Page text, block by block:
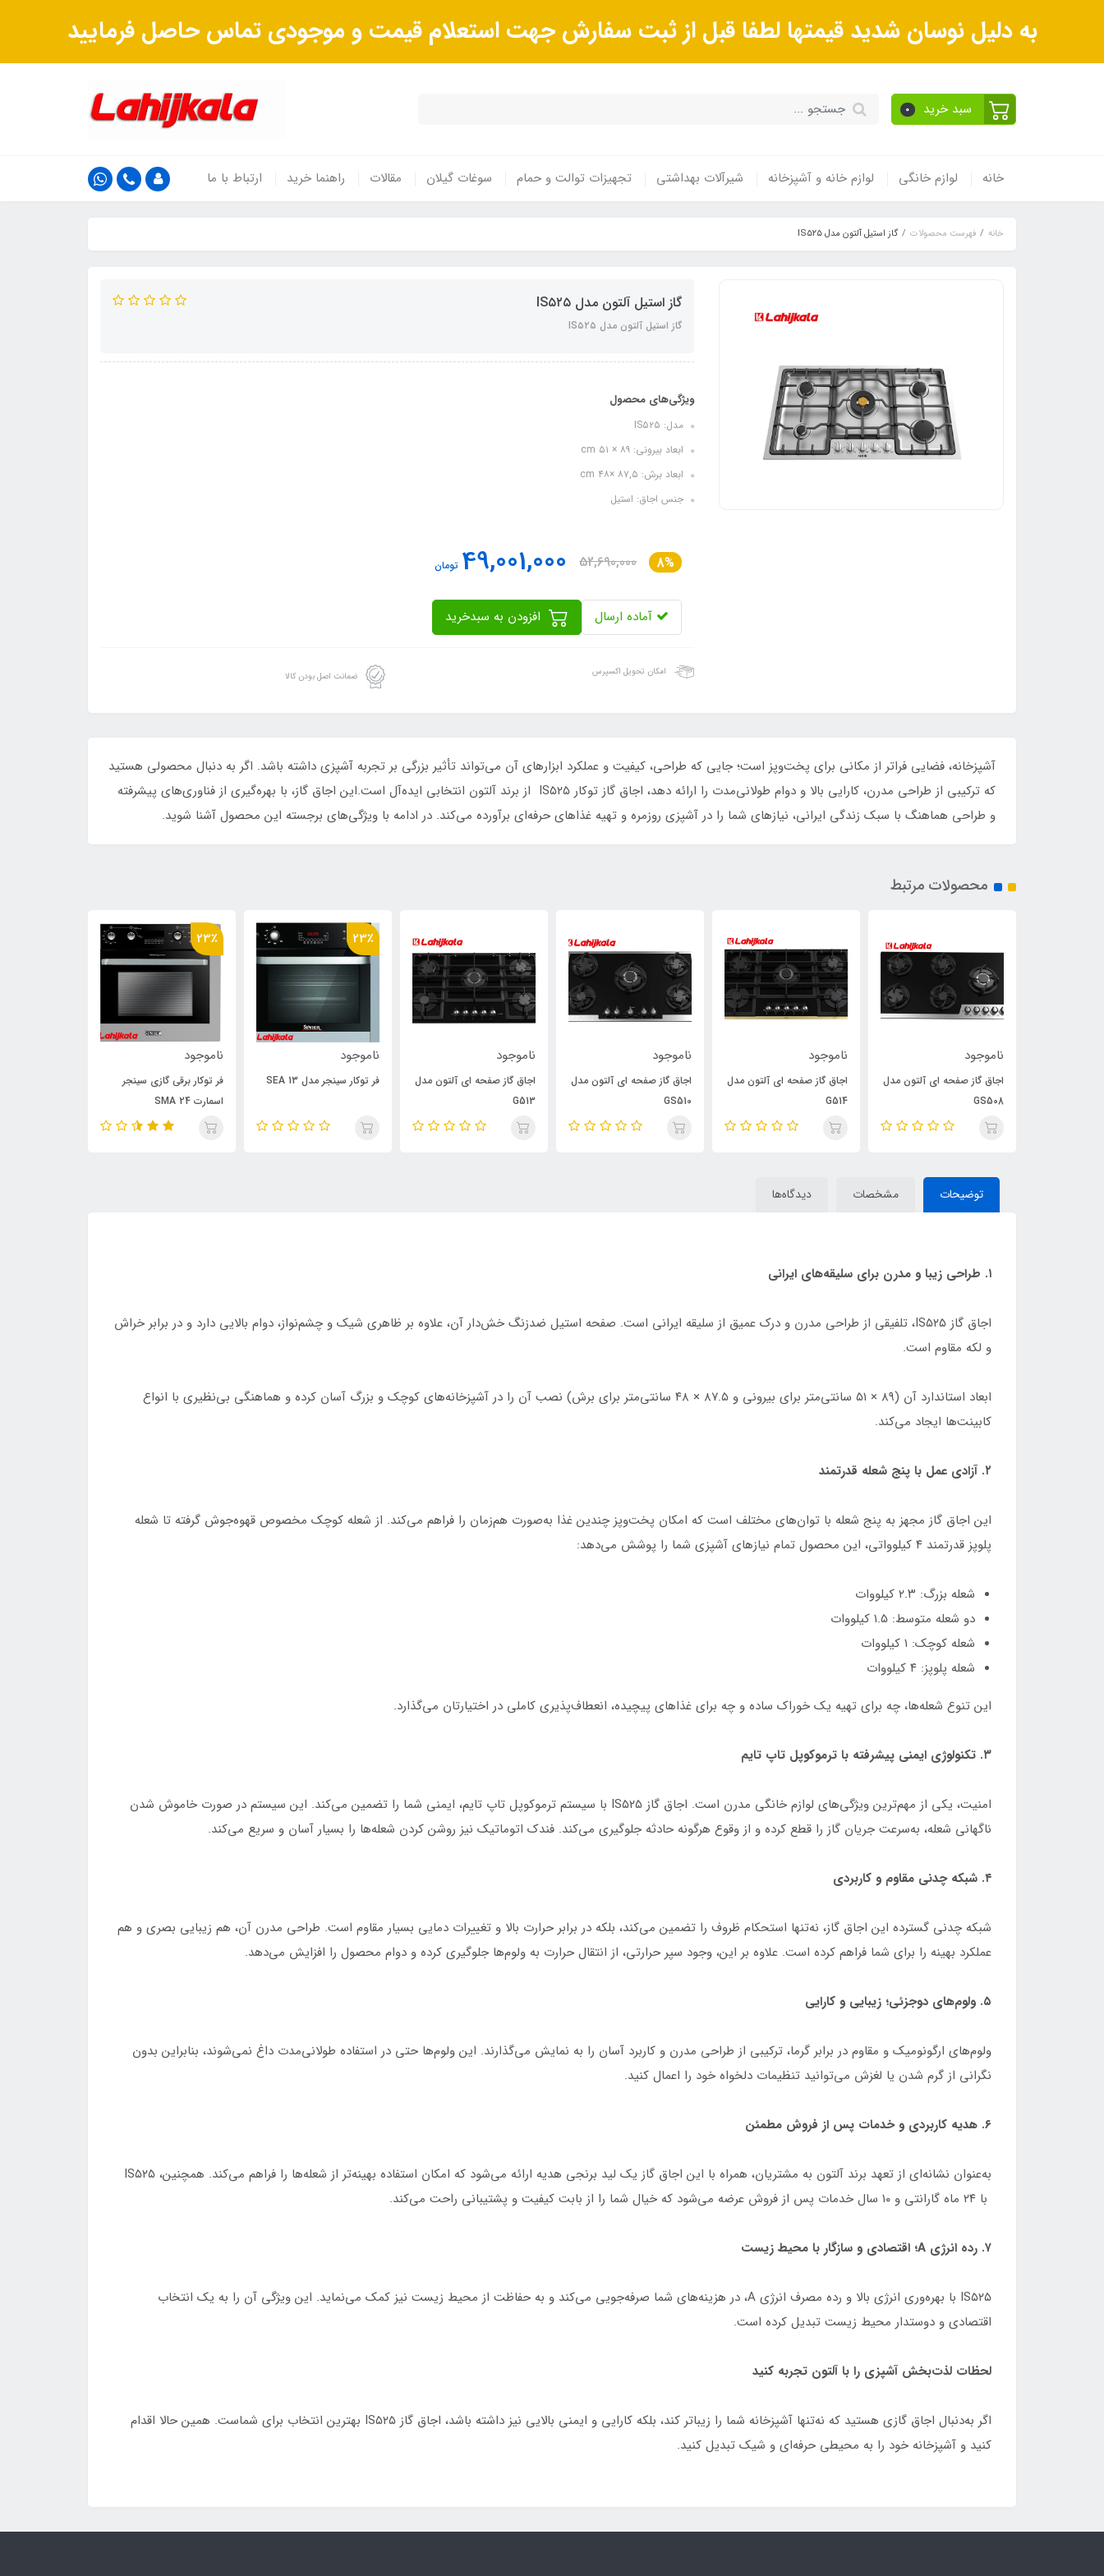
به دلیل نوسان شدید قیمتها لطفا قبل از ثبت سفارش جهت استعلام قیمت و موجودی تماس حاصل فرمایید
سبد خرید 0
خانه لوازم خانگی لوازم خانه و آشپزخانه شیرآلات بهداشتی تجهیزات توالت و حمام سوغات گیلان مقالات راهنما خرید ارتباط با ما
خانه فهرست محصولات گاز استیل آلتون مدل IS۵۲۵
گاز استیل آلتون مدل IS۵۲۵
گاز استیل آلتون مدل IS۵۲۵
ویژگی‌های محصول
مدل: IS۵۲۵
ابعاد بیرونی: ۸۹ × ۵۱ cm
ابعاد برش: ۸۷,۵ ×۴۸ cm
جنس اجاق: استیل
8%
52,690,000
49,001,000 تومان
آماده ارسال
امکان تحویل اکسپرس ضمانت اصل بودن کالا
آشپزخانه، فضایی فراتر از مکانی برای پخت‌وپز است؛ جایی که طراحی، کیفیت و عملکرد ابزارهای آن می‌تواند تأثیر بزرگی بر تجربه آشپزی داشته باشد. اگر به دنبال محصولی هستید
که ترکیبی از طراحی مدرن، کارایی بالا و دوام طولانی‌مدت را ارائه دهد، اجاق گاز توکار IS۵۲۵ از برند آلتون انتخابی ایده‌آل است.این اجاق گاز، با بهره‌گیری از فناوری‌های پیشرفته
و طراحی هماهنگ با سبک زندگی ایرانی، نیازهای شما را در آشپزی روزمره و تهیه غذاهای حرفه‌ای برآورده می‌کند. در ادامه با ویژگی‌های برجسته این محصول آشنا شوید.
محصولات مرتبط
ناموجود
اجاق گاز صفحه ای آلتون مدل
GS508
ناموجود
اجاق گاز صفحه ای آلتون مدل
G514
ناموجود
اجاق گاز صفحه ای آلتون مدل
GS510
ناموجود
اجاق گاز صفحه ای آلتون مدل
G513
23٪
ناموجود
فر توکار سینجر مدل SEA 13
23٪
ناموجود
فر توکار برقی گازی سینجر
اسمارت SMA 24
توضیحات مشخصات دیدگاه‌ها
۱. طراحی زیبا و مدرن برای سلیقه‌های ایرانی
اجاق گاز IS۵۲۵، تلفیقی از طراحی مدرن و درک عمیق از سلیقه ایرانی است. صفحه استیل ضدزنگ خش‌دار آن، علاوه بر ظاهری شیک و چشم‌نواز، دوام بالایی دارد و در برابر خراش
و لکه مقاوم است.
ابعاد استاندارد آن (۸۹ × ۵۱ سانتی‌متر برای بیرونی و ۸۷.۵ × ۴۸ سانتی‌متر برای برش) نصب آن را در آشپزخانه‌های کوچک و بزرگ آسان کرده و هماهنگی بی‌نظیری با انواع
کابینت‌ها ایجاد می‌کند.
۲. آزادی عمل با پنج شعله قدرتمند
این اجاق گاز مجهز به پنج شعله با توان‌های مختلف است که امکان پخت‌وپز چندین غذا به‌صورت هم‌زمان را فراهم می‌کند. از شعله کوچک مخصوص قهوه‌جوش گرفته تا شعله
پلوپز قدرتمند ۴ کیلوواتی، این محصول تمام نیازهای آشپزی شما را پوشش می‌دهد:
شعله بزرگ: ۲.۳ کیلووات
دو شعله متوسط: ۱.۵ کیلووات
شعله کوچک: ۱ کیلووات
شعله پلوپز: ۴ کیلووات
این تنوع شعله‌ها، چه برای تهیه یک خوراک ساده و چه برای غذاهای پیچیده، انعطاف‌پذیری کاملی در اختیارتان می‌گذارد.
۳. تکنولوژی ایمنی پیشرفته با ترموکوپل تاپ تایم
امنیت، یکی از مهم‌ترین ویژگی‌های لوازم خانگی مدرن است. اجاق گاز IS۵۲۵ با سیستم ترموکوپل تاپ تایم، ایمنی شما را تضمین می‌کند. این سیستم در صورت خاموش شدن
ناگهانی شعله، به‌سرعت جریان گاز را قطع کرده و از وقوع هرگونه حادثه جلوگیری می‌کند. فندک اتوماتیک نیز روشن کردن شعله‌ها را بسیار آسان و سریع می‌کند.
۴. شبکه چدنی مقاوم و کاربردی
شبکه چدنی گسترده این اجاق گاز، نه‌تنها استحکام ظروف را تضمین می‌کند، بلکه در برابر حرارت بالا و تغییرات دمایی بسیار مقاوم است. طراحی مدرن آن، هم زیبایی بصری و هم
عملکرد بهینه را برای شما فراهم کرده است. علاوه بر این، وجود سپر حرارتی، از انتقال حرارت به ولوم‌ها جلوگیری کرده و دوام محصول را افزایش می‌دهد.
۵. ولوم‌های دوجزئی؛ زیبایی و کارایی
ولوم‌های ارگونومیک و مقاوم در برابر گرما، ترکیبی از طراحی مدرن و کاربرد آسان را به نمایش می‌گذارند. این ولوم‌ها حتی در استفاده طولانی‌مدت داغ نمی‌شوند، بنابراین بدون
نگرانی از گرم شدن یا لغزش می‌توانید تنظیمات دلخواه خود را اعمال کنید.
۶. هدیه کاربردی و خدمات پس از فروش مطمئن
به‌عنوان نشانه‌ای از تعهد برند آلتون به مشتریان، همراه با این اجاق گاز یک لید برنجی هدیه ارائه می‌شود که امکان استفاده بهینه‌تر از شعله‌ها را فراهم می‌کند. همچنین، IS۵۲۵
با ۲۴ ماه گارانتی و ۱۰ سال خدمات پس از فروش عرضه می‌شود که خیال شما را از بابت کیفیت و پشتیبانی راحت می‌کند.
۷. رده انرژی A؛ اقتصادی و سازگار با محیط زیست
IS۵۲۵ با بهره‌وری انرژی بالا و رده مصرف انرژی A، در هزینه‌های شما صرفه‌جویی می‌کند و به حفاظت از محیط زیست نیز کمک می‌نماید. این ویژگی آن را به یک انتخاب
اقتصادی و دوستدار محیط زیست تبدیل کرده است.
لحظات لذت‌بخش آشپزی را با آلتون تجربه کنید
اگر به‌دنبال اجاق گازی هستید که نه‌تنها آشپزخانه شما را زیباتر کند، بلکه کارایی و ایمنی بالایی نیز داشته باشد، اجاق گاز IS۵۲۵ بهترین انتخاب برای شماست. همین حالا اقدام
کنید و آشپزخانه خود را به محیطی حرفه‌ای و شیک تبدیل کنید.